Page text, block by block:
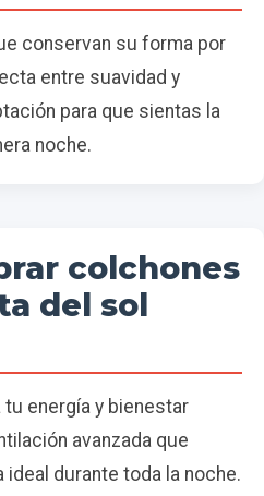
conservan su forma por
entre suavidad y
para que sientas la
noche.
colchones
del sol
energía y bienestar
avanzada que
durante toda la noche.